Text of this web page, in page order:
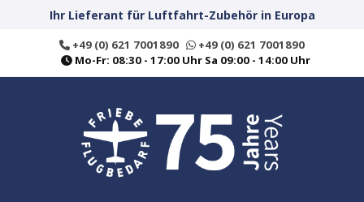
springenIhr Lieferant für Luftfahrt-Zubehör in Europa
+49 (0) 621 7001890
+49 (0) 621 7001890
Mo-Fr: 08:30 - 17:00 Uhr Sa 09:00 - 14:00 Uhr